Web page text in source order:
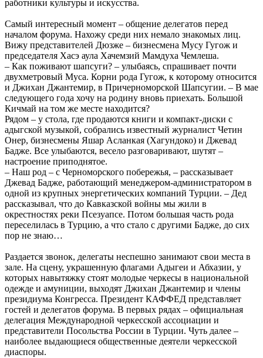
работники культуры и искусства.
Самый интересный момент – общение делегатов перед
началом форума. Нахожу среди них немало знакомых лиц.
Вижу представителей Дюзже – бизнесмена Мусу Гугож и
председателя Хасэ аула Хачемзий Мамдуха Чемлеша.
– Как поживают шапсуги? – улыбаясь, спрашивает почти
двухметровый Муса. Корни рода Гугож, к которому относится
и Джихан Джантемир, в Причерноморской Шапсугии. – В мае
следующего года хочу на родину вновь приехать. Большой
Кичмай на том же месте находится?
Рядом – у стола, где продаются книги и компакт-диски с
адыгской музыкой, собрались известный журналист Четин
Онер, бизнесмены Яшар Асланкая (Хагундоко) и Джевад
Бадже. Все улыбаются, весело разговаривают, шутят –
настроение приподнятое.
– Наш род – с Черноморского побережья, – рассказывает
Джевад Бадже, работающий менеджером-администратором в
одной из крупных энергетических компаний Турции. – Дед
рассказывал, что до Кавказской войны мы жили в
окрестностях реки Псезуапсе. Потом большая часть рода
переселилась в Турцию, а что стало с другими Бадже, до сих
пор не знаю…
Раздается звонок, делегаты неспешно занимают свои места в
зале. На сцену, украшенную флагами Адыгеи и Абхазии, у
которых навытяжку стоят молодые черкесы в национальной
одежде и амуниции, выходят Джихан Джантемир и члены
президиума Конгресса. Президент КАФФЕД представляет
гостей и делегатов форума. В первых рядах – официальная
делегация Международной черкесской ассоциации и
представители Посольства России в Турции. Чуть далее –
наиболее выдающиеся общественные деятели черкесской
диаспоры.